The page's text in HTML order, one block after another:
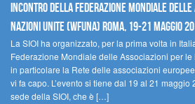
Incontro della Federazione Mondiale delle
Nazioni Unite (WFUNA) Roma, 19-21 maggio
La SIOI ha organizzato, per la prima volta in
Federazione Mondiale delle Associazioni per
in particolare la Rete delle associazioni
vi fa capo. L’evento si tiene dal 19 al 21 maggio
sede della SIOI, che è […]